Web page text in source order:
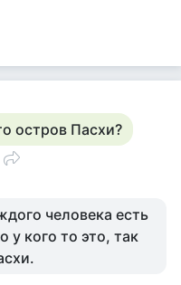
остров Пасхи?
человека есть
у кого то это, так